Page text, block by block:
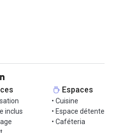
haut de gamme, ce bureau
tout en s’inscrivant dans
Il dispose d’une
un travail fluide et
chauffage assurent un confort
sécurisé 24 heures sur 24 et
vidéosurveillance.
profiter des espaces
entièrement équipée, une
convivial.
inclus
Espaces
• Cuisine
• Espace détente
• Caféteria